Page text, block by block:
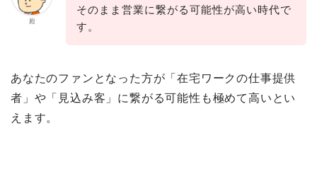
殿
そのまま営業に繋がる可能性が高い時代で
す。
あなたのファンとなった方が「在宅ワークの仕事提供
者」や「見込み客」に繋がる可能性も極めて高いとい
えます。